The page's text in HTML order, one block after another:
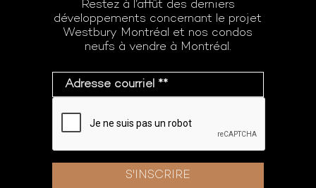
Restez à l’affût des derniers
développements concernant le projet
Westbury Montréal et nos condos
neufs à vendre à Montréal.